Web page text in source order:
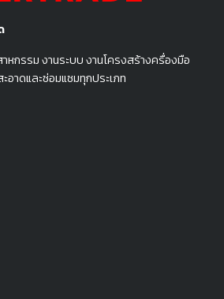
หกรรม งานระบบ งานโครงสร้างครื่องมือ
าดและซ่อมแซมทุกประเภท